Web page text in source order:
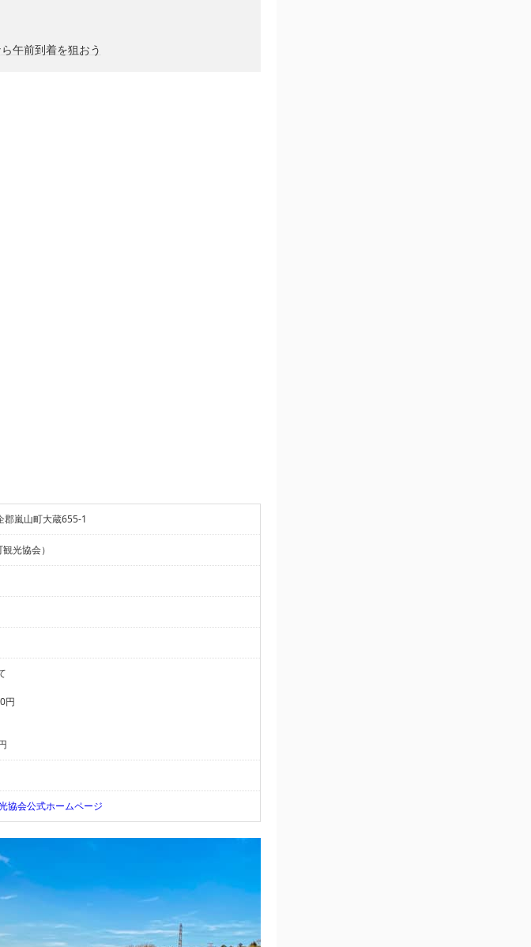
午前到着を狙おう
嵐山町大蔵655-1
観光協会）
円
協会公式ホームページ